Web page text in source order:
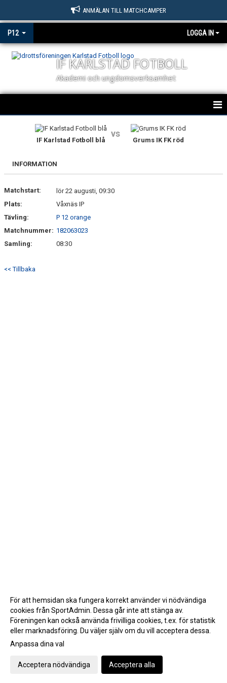
ANMÄLAN TILL MATCHCAMPER
P12 LOGGA IN
IF KARLSTAD FOTBOLL
Akademi och ungdomsverksamhet
KALENDER
MATCHER
BILDGALLERI
IF Karlstad Fotboll blå
vs
Grums IK FK röd
INFORMATION
Matchstart:
lör 22 augusti, 09:30
Plats:
Våxnäs IP
Tävling:
P 12 orange
Matchnummer: 182063023
Samling:
08:30
<< Tillbaka
Gå till Webbversion
För att hemsidan ska fungera korrekt använder vi nödvändiga
cookies från SportAdmin. Dessa går inte att stänga av.
Föreningen kan också använda frivilliga cookies, t.ex. för statistik
eller marknadsföring. Du väljer själv om du vill acceptera dessa.
Anpassa dina val
Acceptera nödvändiga Acceptera alla